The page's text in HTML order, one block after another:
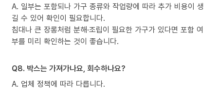
A. 일부는 포함되나 가구 종류와 작업량에 따라 추가 비용이 생
길 수 있어 확인이 필요합니다.
침대나 큰 장롱처럼 분해·조립이 필요한 가구가 있다면 포함 여
부를 미리 확인하는 것이 좋습니다.
Q8. 박스는 가져가나요, 회수하나요?
A. 업체 정책에 따라 다릅니다.